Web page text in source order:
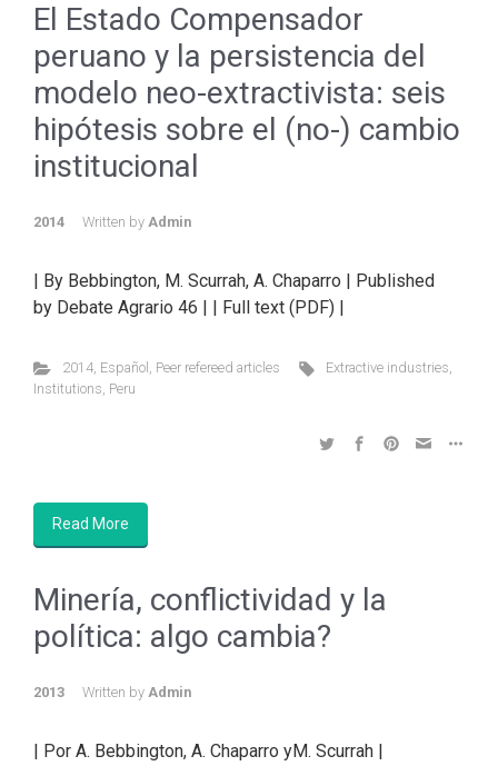
El Estado Compensador
peruano y la persistencia del
modelo neo-extractivista: seis
hipótesis sobre el (no-) cambio
institucional
2014 Written by Admin
| By Bebbington, M. Scurrah, A. Chaparro | Published
by Debate Agrario 46 | | Full text (PDF) |
2014, Español , Peer refereed articles Extractive industries,
Institutions, Peru
Read More
Minería, conflictividad y la
política: algo cambia?
2013 Written by Admin
| Por A. Bebbington, A. Chaparro yM. Scurrah |